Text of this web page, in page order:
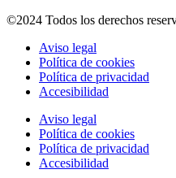
©2024 Todos los derechos
Aviso legal
Política de cookies
Política de privacidad
Accesibilidad
Aviso legal
Política de cookies
Política de privacidad
Accesibilidad